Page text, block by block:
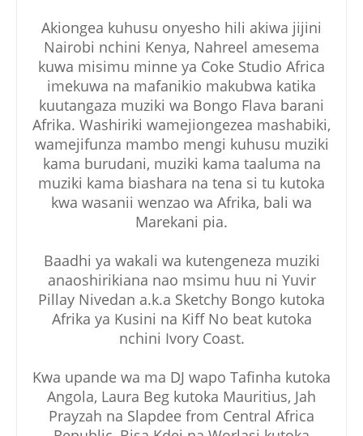
Akiongea kuhusu onyesho hili akiwa jijini
Nairobi nchini Kenya, Nahreel amesema
kuwa misimu minne ya Coke Studio Africa
imekuwa na mafanikio makubwa katika
kuutangaza muziki wa Bongo Flava barani
Afrika. Washiriki wamejiongezea mashabiki,
wamejifunza mambo mengi kuhusu muziki
kama burudani, muziki kama taaluma na
muziki kama biashara na tena si tu kutoka
kwa wasanii wenzao wa Afrika, bali wa
Marekani pia.
Baadhi ya wakali wa kutengeneza muziki
anaoshirikiana nao msimu huu ni Yuvir
Pillay Nivedan a.k.a Sketchy Bongo kutoka
Afrika ya Kusini na Kiff No beat kutoka
nchini Ivory Coast.
Kwa upande wa ma DJ wapo Tafinha kutoka
Angola, Laura Beg kutoka Mauritius, Jah
Prayzah na Slapdee from Central Africa